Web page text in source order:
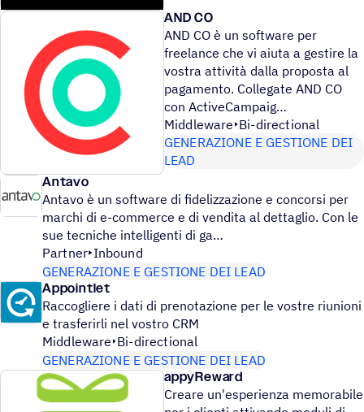
AND CO
AND CO è un software per
freelance che vi aiuta a gestire la
vostra attività dalla proposta al
pagamento. Collegate AND CO
con ActiveCampaig
Middleware Bi-directional
GENERAZIONE E GESTIONE DEI
LEAD
Antavo
Antavo è un software di fidelizzazione e concorsi per
marchi di e-commerce e di vendita al dettaglio. Con le
sue tecniche intelligenti di ga
Partner Inbound
GENERAZIONE E GESTIONE DEI LEAD
Appointlet
Raccogliere i dati di prenotazione per le vostre riunioni
e trasferirli nel vostro CRM
Middleware Bi-directional
GENERAZIONE E GESTIONE DEI LEAD
appyReward
Creare un'esperienza memorabile